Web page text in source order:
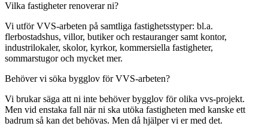
Vilka fastigheter renoverar ni?
Vi utför VVS-arbeten på samtliga fastighetsstyper: bl.a.
flerbostadshus, villor, butiker och restauranger samt kontor,
industrilokaler, skolor, kyrkor, kommersiella fastigheter,
sommarstugor och mycket mer.
Behöver vi söka bygglov för VVS-arbeten?
Vi brukar säga att ni inte behöver bygglov för olika vvs-projekt.
Men vid enstaka fall när ni ska utöka fastigheten med kanske ett
badrum så kan det behövas. Men då hjälper vi er med det.